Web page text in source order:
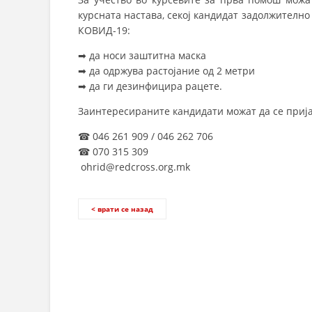
курсната настава, секој кандидат
КОВИД-19:
➡ да носи заштитна маска
➡ да одржува растојание од 2 метри
➡ да ги дезинфицира рацете.
Заинтересираните кандидати можат да се
☎ 046 261 909 / 046 262 706
☎ 070 315 309
ohrid@redcross.org.mk
< врати се назад